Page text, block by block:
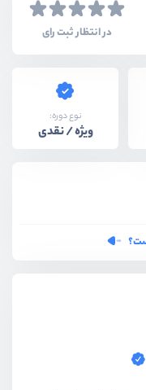
در انتظار ثبت رای
نوع دوره:
ویژه / نقدی